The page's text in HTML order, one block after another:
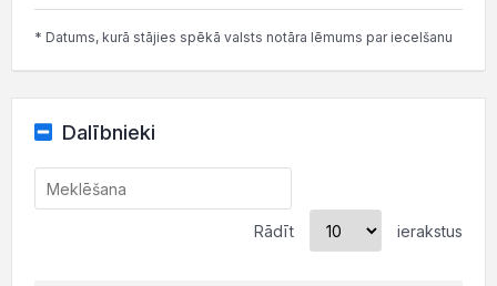
* Datums, kurā stājies spēkā valsts notāra lēmums par iecelšanu
Dalībnieki
Rādīt ierakstus